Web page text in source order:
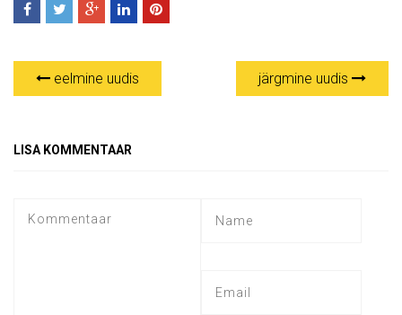
eelmine uudis järgmine uudis
LISA KOMMENTAAR